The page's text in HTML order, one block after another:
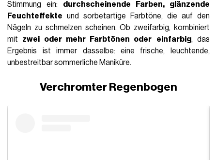
Stimmung ein: durchscheinende Farben, glänzende
Feuchteffekte und sorbetartige Farbtöne, die auf den
Nägeln zu schmelzen scheinen. Ob zweifarbig, kombiniert
mit zwei oder mehr Farbtönen oder einfarbig, das
Ergebnis ist immer dasselbe: eine frische, leuchtende,
unbestreitbar sommerliche Maniküre.
Verchromter Regenbogen